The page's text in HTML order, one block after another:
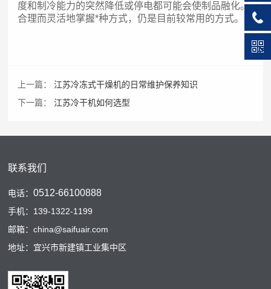
度和制冷能力的突然降低或停电都可能会使制品融化。
合理而灵活地掌握*种方式，仍是目前较常用的方式。
上一篇：
江苏冷冻式干燥机的日常维护保养知识
下一篇：
江苏冷干机如何选型
联系我们
电话：0512-66100888
手机：139-1322-1199
邮箱：china@saifuair.com
地址：宜兴市新建镇工业集中区